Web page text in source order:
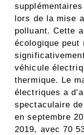
lors de la mise
polluant. Cette
écologique peut
véhicule
thermique. Le
électriques a
spectaculaire
en septembre
2019, avec 70